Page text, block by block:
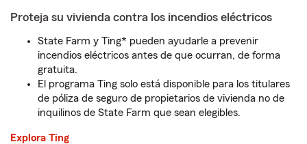
Proteja su vivienda contra los incendios eléctricos
State Farm y Ting* pueden ayudarle a prevenir
incendios eléctricos antes de que ocurran, de forma
gratuita.
El programa Ting solo está disponible para los titulares
de póliza de seguro de propietarios de vivienda no de
inquilinos de State Farm que sean elegibles.
Explora Ting